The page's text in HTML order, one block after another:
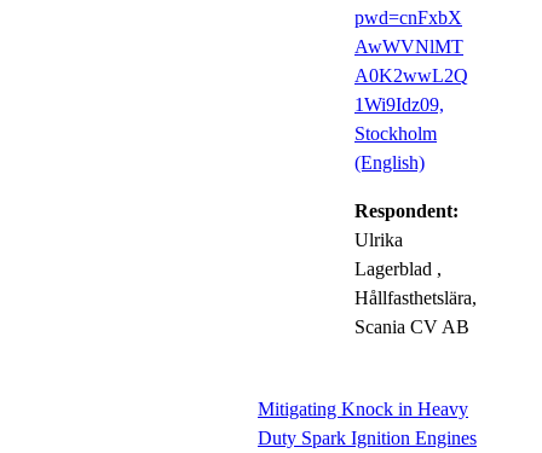
pwd=cnFxbX
AwWVNlMT
A0K2wwL2Q
1Wi9Idz09,
Stockholm
(English)
Respondent:
Ulrika
Lagerblad ,
Hållfasthetslära,
Scania CV AB
Mitigating Knock in Heavy
Duty Spark Ignition Engines